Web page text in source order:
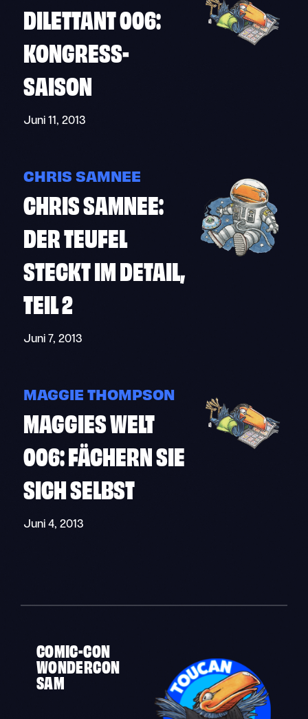
DILETTANT 006:
KONGRESS-
SAISON
Juni 11, 2013
CHRIS SAMNEE
CHRIS SAMNEE:
DER TEUFEL
STECKT IM DETAIL,
TEIL 2
Juni 7, 2013
MAGGIE THOMPSON
MAGGIES WELT
006: FÄCHERN SIE
SICH SELBST
Juni 4, 2013
COMIC-CON
WONDERCON
SAM